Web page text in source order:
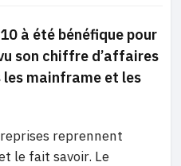
à été bénéfique pour
son chiffre d’affaires
les mainframe et les
reprennent
le fait savoir. Le